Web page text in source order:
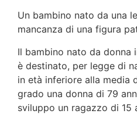
Un bambino nato da una
mancanza di una figura
Il bambino nato da donna
è desti­nato, per legge di
in età inferiore alla media
grado una donna di 79
sviluppo un ragazzo di 15